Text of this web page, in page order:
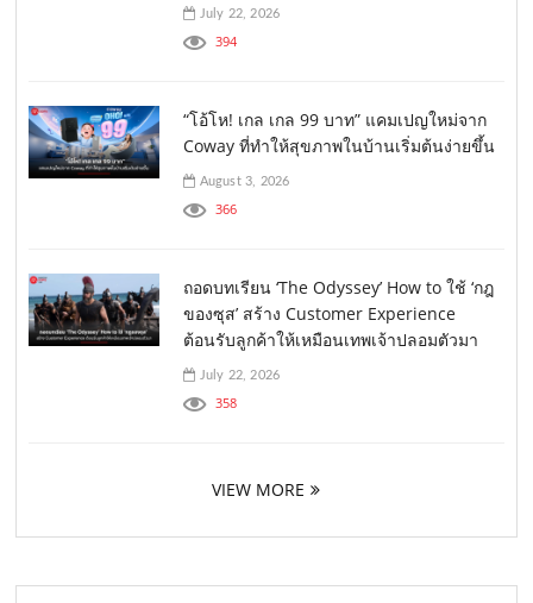
July 22, 2026
394
“โอ้โห! เกล เกล 99 บาท” แคมเปญใหม่จาก
Coway ที่ทำให้สุขภาพในบ้านเริ่มต้นง่ายขึ้น
August 3, 2026
366
ถอดบทเรียน ‘The Odyssey’ How to ใช้ ‘กฎ
ของซุส’ สร้าง Customer Experience
ต้อนรับลูกค้าให้เหมือนเทพเจ้าปลอมตัวมา
July 22, 2026
358
VIEW MORE